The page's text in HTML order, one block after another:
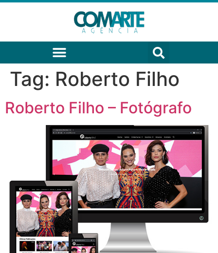
Tag: Roberto Filho
Roberto Filho – Fotógrafo